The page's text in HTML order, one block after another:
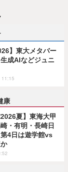
】東大メタバー
成AIなどジュニ
11:15
康
2026夏】東海大甲
・有明・長崎日
4日は遊学館vs